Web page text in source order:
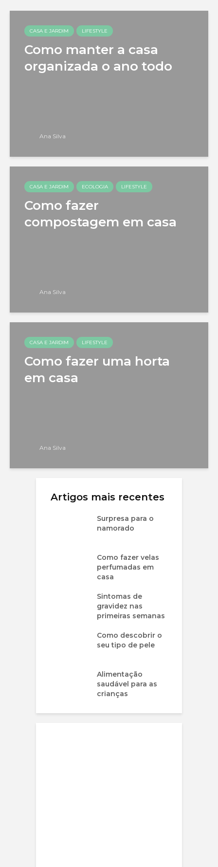
CASA E JARDIM LIFESTYLE
Como manter a casa
organizada o ano todo
Ana Silva
CASA E JARDIM ECOLOGIA LIFESTYLE
Como fazer
compostagem em casa
Ana Silva
CASA E JARDIM LIFESTYLE
Como fazer uma horta
em casa
Ana Silva
Artigos mais recentes
Surpresa para o
namorado
Como fazer velas
perfumadas em
casa
Sintomas de
gravidez nas
primeiras semanas
Como descobrir o
seu tipo de pele
Alimentação
saudável para as
crianças